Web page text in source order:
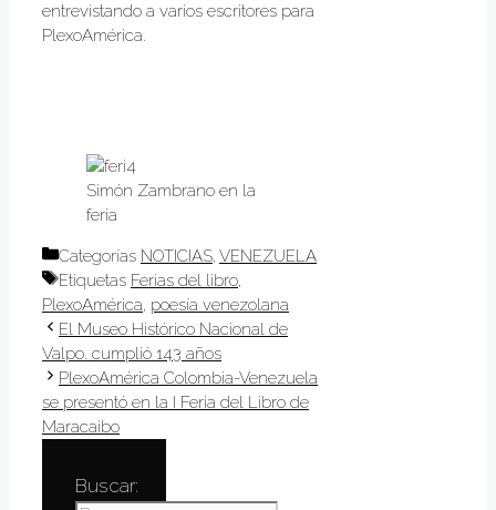
entrevistando a varios escritores para
PlexoAmérica.
Simón Zambrano en la
feria
Categorías NOTICIAS, VENEZUELA
Etiquetas Ferias del libro,
PlexoAmérica, poesía venezolana
El Museo Histórico Nacional de
Valpo. cumplió 143 años
PlexoAmérica Colombia-Venezuela
se presentó en la I Feria del Libro de
Maracaibo
Buscar: